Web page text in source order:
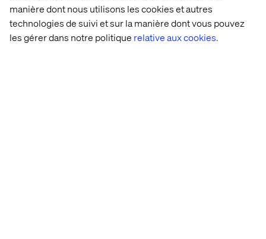
manière dont nous utilisons les cookies et autres
technologies de suivi et sur la manière dont vous pouvez
les gérer dans notre politique relative aux cookies.